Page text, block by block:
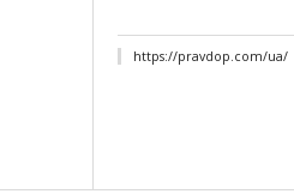
https://pravdop.com/ua/